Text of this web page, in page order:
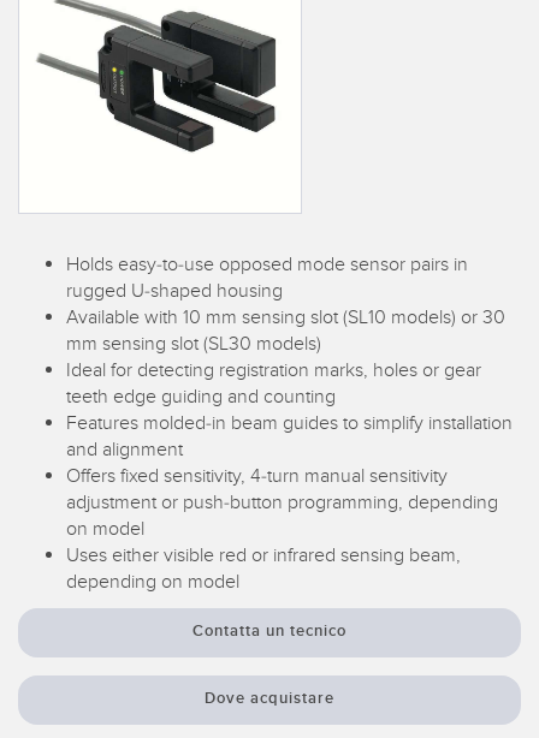
SENSORI
Sensori fotoelettrici
Laser per misurazione di distanza
3D Time-of-Flight
Sensori radar
Sensori a ultrasuoni
Amplificatori a fibra ottica
Fibra ottica
Sensori a forcella e di etichette
Sensori di luminescenza, colori e tacche di registro
Sensori di temperatura
Sensori multiraggio e sensori a raggio ampio
IIOT E LA FABBRICA
INTELLIGENTE
Protocolli di comunicazione industriali
Manutenzione predittiva
Monitoraggio delle condizioni: manutenzione predittiva e
Monitoraggio remoto
Monitoraggio/efficacia complessiva dei macchinari
Overall Equipment Effectiveness (OEE)
Richiesta di componenti, servizi o prelievo di pallet
Rilevamento del bordo iniziale
Monitoraggio del livello di un serbatoio
LINK CORRELATI
IO-Link
Holds easy-to-use opposed mode sensor pairs in
rugged U-shaped housing
Available with 10 mm sensing slot (SL10 models) or 30
mm sensing slot (SL30 models)
Ideal for detecting registration marks, holes or gear
teeth edge guiding and counting
Features molded-in beam guides to simplify installation
and alignment
Offers fixed sensitivity, 4-turn manual sensitivity
adjustment or push-button programming, depending
on model
Uses either visible red or infrared sensing beam,
depending on model
Contatta un tecnico
Dove acquistare